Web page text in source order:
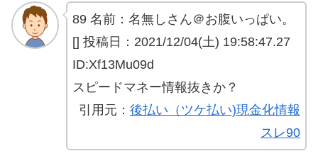
89 名前：名無しさん＠お腹いっぱい。
[] 投稿日：2021/12/04(土) 19:58:47.27
ID:Xf13Mu09d
スピードマネー情報抜きか？
引用元： 後払い（ツケ払い)現金化情報
スレ90